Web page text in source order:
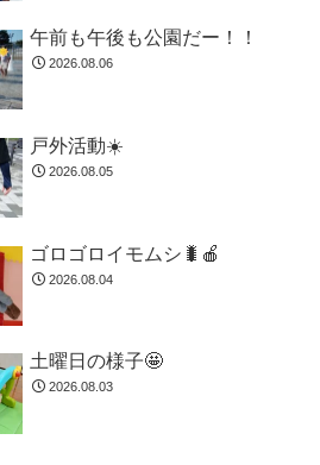
午前も午後も公園だー！！
2026.08.06
戸外活動☀️
2026.08.05
ゴロゴロイモムシ🐛🍎
2026.08.04
土曜日の様子🤩
2026.08.03